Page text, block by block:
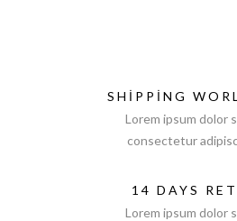
SHIPPING
Lorem ipsum dolor
consectetur
14 DAYS
Lorem ipsum dolor